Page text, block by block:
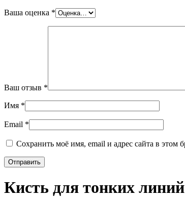
Ваша оценка *
Ваш отзыв *
Имя *
Email *
Сохранить моё имя, email и адрес сайта в этом
Кисть для тонких